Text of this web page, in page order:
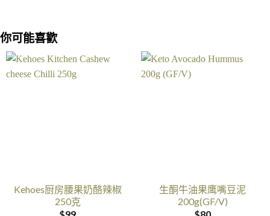
你可能喜歡
Kehoes厨房腰果奶酪辣椒
250克
生酮牛油果鹰嘴豆泥
200g(GF/V)